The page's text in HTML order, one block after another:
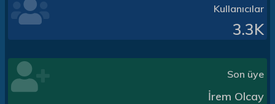
Kullanıcılar
3.3K
Son üye
İrem Olcay